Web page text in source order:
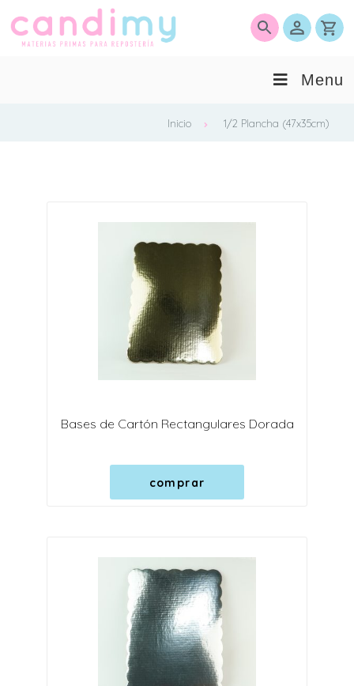
Menu
Inicio 1/2 Plancha (47x35cm)
Bases de Cartón Rectangulares Dorada
comprar